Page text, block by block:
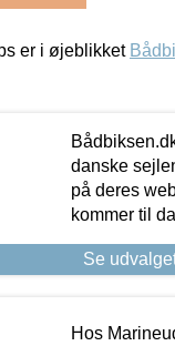
er i øjeblikket
danske
på deres
kommer til
Se
Hos